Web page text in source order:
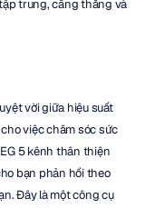
trung, căng thẳng và
vời giữa hiệu suất
việc chăm sóc sức
5 kênh thân thiện
bạn phản hồi theo
Đây là một công cụ